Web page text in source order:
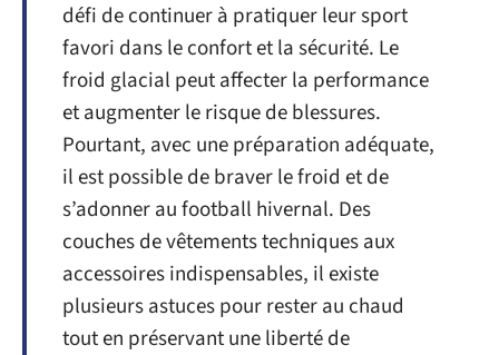
défi de continuer à pratiquer leur sport
favori dans le confort et la sécurité. Le
froid glacial peut affecter la performance
et augmenter le risque de blessures.
Pourtant, avec une préparation adéquate,
il est possible de braver le froid et de
s’adonner au football hivernal. Des
couches de vêtements techniques aux
accessoires indispensables, il existe
plusieurs astuces pour rester au chaud
tout en préservant une liberté de